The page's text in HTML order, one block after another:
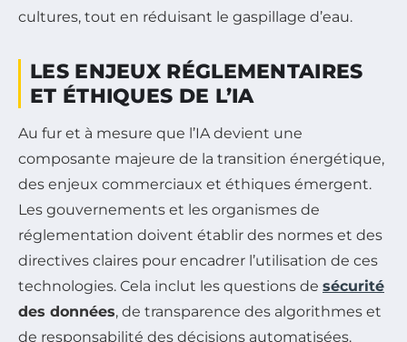
cultures, tout en réduisant le gaspillage d’eau.
LES ENJEUX RÉGLEMENTAIRES
ET ÉTHIQUES DE L’IA
Au fur et à mesure que l’IA devient une
composante majeure de la transition énergétique,
des enjeux commerciaux et éthiques émergent.
Les gouvernements et les organismes de
réglementation doivent établir des normes et des
directives claires pour encadrer l’utilisation de ces
technologies. Cela inclut les questions de sécurité
des données, de transparence des algorithmes et
de responsabilité des décisions automatisées.